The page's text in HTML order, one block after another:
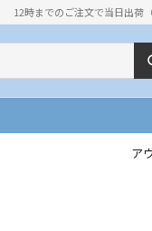
12時までのご注文で当日出荷（
ア